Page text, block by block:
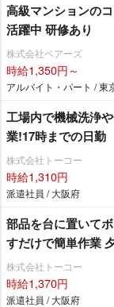
高級マンションの
活躍中 研修あり
株式会社ベアーズ
時給1,350円～
アルバイト・パート / 東
工場内で機械洗浄
業!17時までの日勤
株式会社トーコー
時給1,310円
派遣社員 / 大阪府
部品を台に置いて
すだけで簡単作業
株式会社トーコー
時給1,370円
派遣社員 / 大阪府